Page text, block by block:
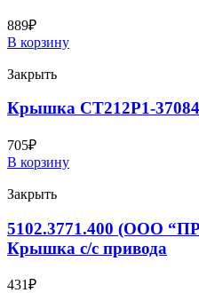
889₽
В корзину
Закрыть
Крышка СТ212Р1-
705₽
В корзину
Закрыть
5102.3771.400 (ООО
Крышка с/с привода
431₽